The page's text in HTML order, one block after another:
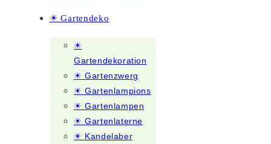
☀ Gartendeko
☀
Gartendekoration
☀ Gartenzwerg
☀ Gartenlampions
☀ Gartenlampen
☀ Gartenlaterne
☀ Kandelaber